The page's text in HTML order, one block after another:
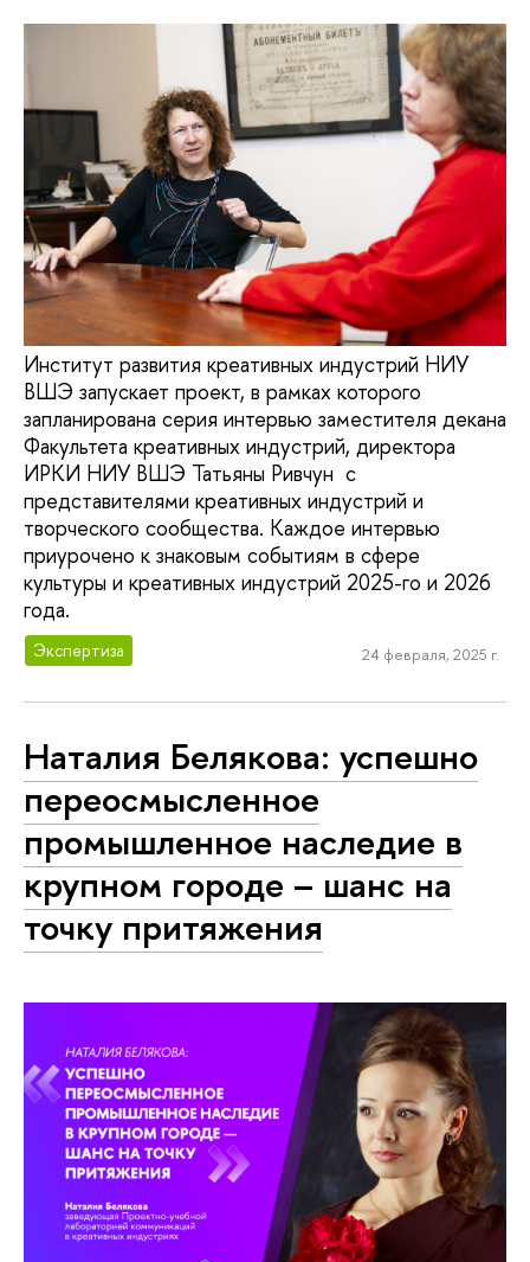
Институт развития креативных индустрий НИУ
ВШЭ запускает проект, в рамках которого
запланирована серия интервью заместителя декана
Факультета креативных индустрий, директора
ИРКИ НИУ ВШЭ Татьяны Ривчун с
представителями креативных индустрий и
творческого сообщества. Каждое интервью
приурочено к знаковым событиям в сфере
культуры и креативных индустрий 2025-го и 2026
года.
Экспертиза 24 февраля, 2025 г.
Наталия Белякова: успешно
переосмысленное
промышленное наследие в
крупном городе – шанс на
точку притяжения